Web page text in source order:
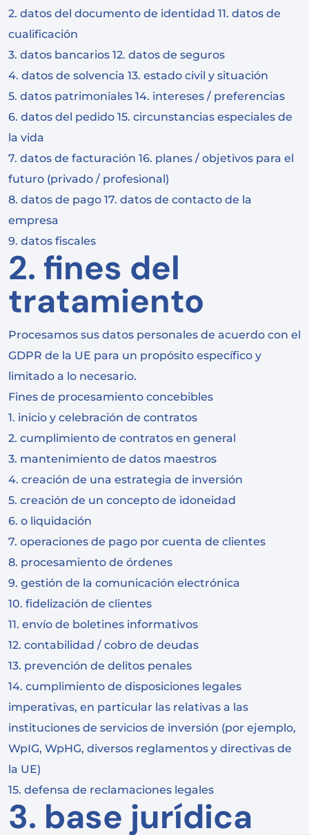
2. datos del documento de identidad 11. datos de
cualificación
3. datos bancarios 12. datos de seguros
4. datos de solvencia 13. estado civil y situación
5. datos patrimoniales 14. intereses / preferencias
6. datos del pedido 15. circunstancias especiales de
la vida
7. datos de facturación 16. planes / objetivos para el
futuro (privado / profesional)
8. datos de pago 17. datos de contacto de la
empresa
9. datos fiscales
2. fines del
tratamiento
Procesamos sus datos personales de acuerdo con el
GDPR de la UE para un propósito específico y
limitado a lo necesario.
Fines de procesamiento concebibles
1. inicio y celebración de contratos
2. cumplimiento de contratos en general
3. mantenimiento de datos maestros
4. creación de una estrategia de inversión
5. creación de un concepto de idoneidad
6. o liquidación
7. operaciones de pago por cuenta de clientes
8. procesamiento de órdenes
9. gestión de la comunicación electrónica
10. fidelización de clientes
11. envío de boletines informativos
12. contabilidad / cobro de deudas
13. prevención de delitos penales
14. cumplimiento de disposiciones legales
imperativas, en particular las relativas a las
instituciones de servicios de inversión (por ejemplo,
WpIG, WpHG, diversos reglamentos y directivas de
la UE)
15. defensa de reclamaciones legales
3. base jurídica